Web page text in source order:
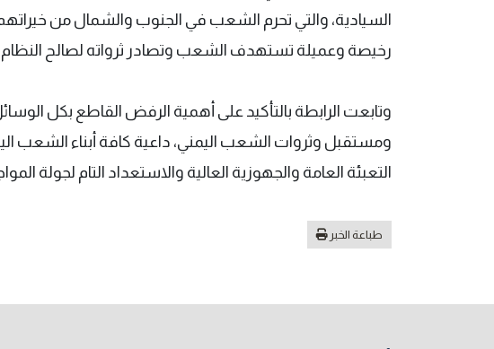
السيادية، والتي تحرم الشعب في الجنوب والشمال من خيراتهم،
رخيصة وعميلة تستهدف الشعب وتصادر ثرواته لصالح
وتابعت الرابطة بالتأكيد على أهمية الرفض القاطع بكل
ومستقبل وثروات الشعب اليمني، داعية كافة أبناء الشعب
التعبئة العامة والجهوزية العالية والاستعداد التام لجولة
طباعة الخبر